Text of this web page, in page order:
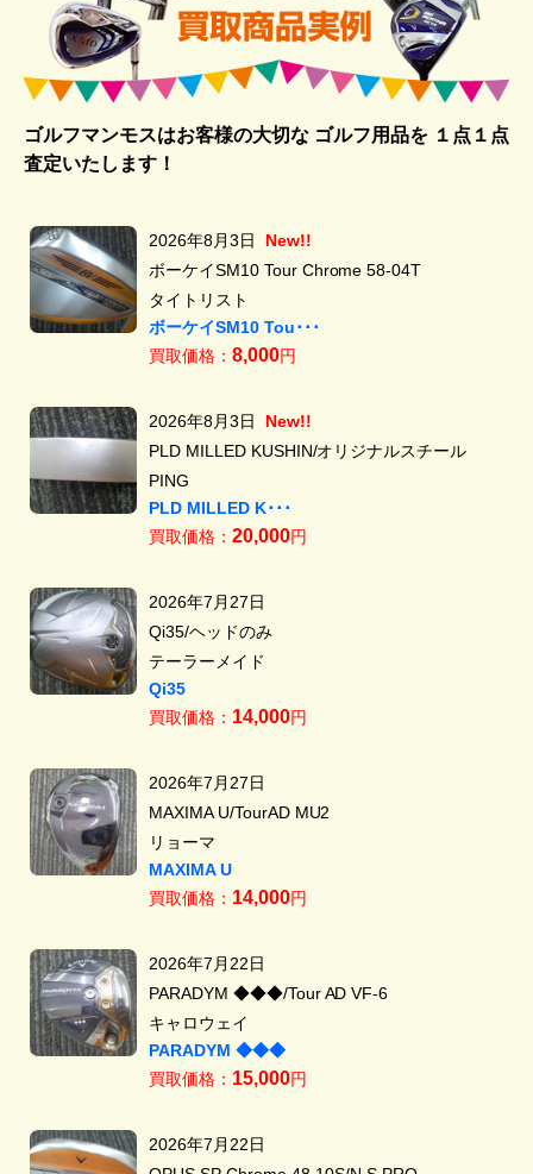
ゴルフマンモスはお客様の大切な ゴルフ用品を１点１点
査定いたします！
2026年8月3日
New!!
ボーケイSM10 Tour Chrome 58-04T
タイトリスト
ボーケイSM10 Tou･･･
買取価格： 8,000円
2026年8月3日
New!!
PLD MILLED KUSHIN/オリジナルスチール
PING
PLD MILLED K･･･
買取価格： 20,000円
2026年7月27日
Qi35/ヘッドのみ
テーラーメイド
Qi35
買取価格： 14,000円
2026年7月27日
MAXIMA U/TourAD MU2
リョーマ
MAXIMA U
買取価格： 14,000円
2026年7月22日
PARADYM ◆◆◆/Tour AD VF-6
キャロウェイ
PARADYM ◆◆◆
買取価格： 15,000円
2026年7月22日